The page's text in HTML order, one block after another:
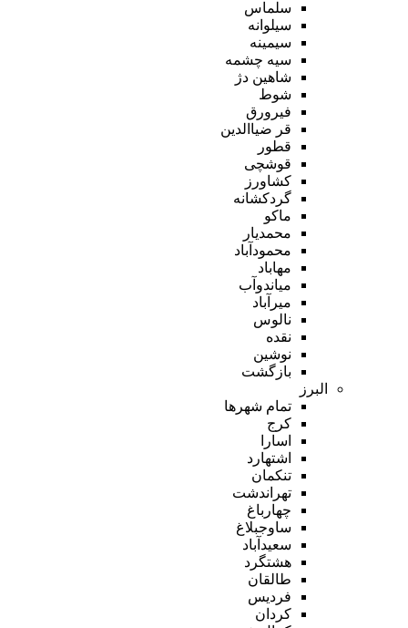
سلماس
سیلوانه
سیمینه
سیه چشمه
شاهین دژ
شوط
فیرورق
قر ضیاالدین
قطور
قوشچی
کشاورز
گردکشانه
ماکو
محمدیار
محمودآباد
مهاباد
میاندوآب
میرآباد
نالوس
نقده
نوشین
بازگشت
البرز
تمام شهر‌ها
کرج
اسارا
اشتهارد
تنکمان
تهراندشت
چهارباغ
ساوجبلاغ
سعیدآباد
هشتگرد
طالقان
فردیس
کردان